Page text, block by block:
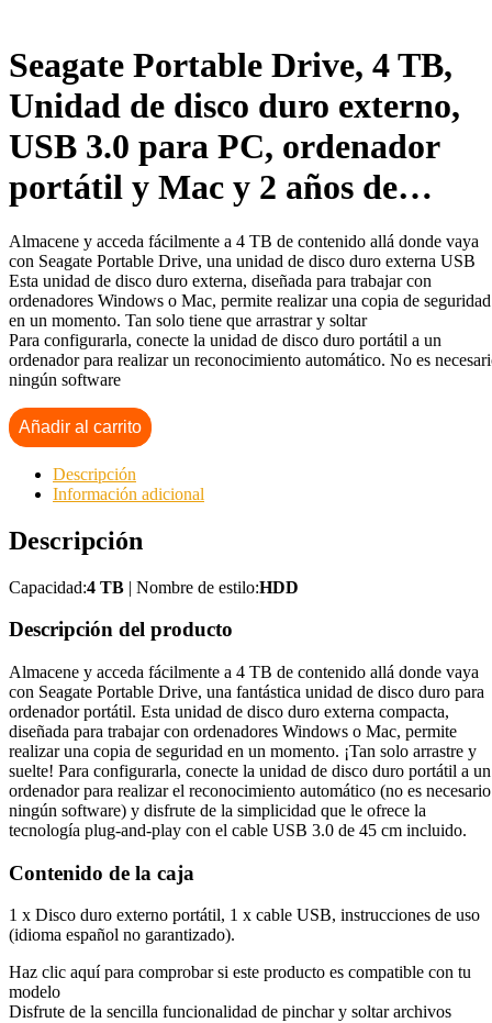
Seagate Portable Drive, 4 TB,
Unidad de disco duro externo,
USB 3.0 para PC, ordenador
portátil y Mac y 2 años de…
Almacene y acceda fácilmente a 4 TB de contenido allá donde vaya
con Seagate Portable Drive, una unidad de disco duro externa USB
Esta unidad de disco duro externa, diseñada para trabajar con
ordenadores Windows o Mac, permite realizar una copia de seguridad
en un momento. Tan solo tiene que arrastrar y soltar
Para configurarla, conecte la unidad de disco duro portátil a un
ordenador para realizar un reconocimiento automático. No es
ningún software
Añadir al carrito
Descripción
Información adicional
Descripción
Capacidad:4 TB | Nombre de estilo:HDD
Descripción del producto
Almacene y acceda fácilmente a 4 TB de contenido allá donde vaya
con Seagate Portable Drive, una fantástica unidad de disco duro para
ordenador portátil. Esta unidad de disco duro externa compacta,
diseñada para trabajar con ordenadores Windows o Mac, permite
realizar una copia de seguridad en un momento. ¡Tan solo arrastre y
suelte! Para configurarla, conecte la unidad de disco duro portátil a un
ordenador para realizar el reconocimiento automático (no es necesario
ningún software) y disfrute de la simplicidad que le ofrece la
tecnología plug-and-play con el cable USB 3.0 de 45 cm incluido.
Contenido de la caja
1 x Disco duro externo portátil, 1 x cable USB, instrucciones de uso
(idioma español no garantizado).
Haz clic aquí para comprobar si este producto es compatible con tu
modelo
Disfrute de la sencilla funcionalidad de pinchar y soltar archivos